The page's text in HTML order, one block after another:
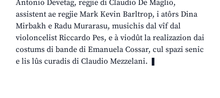
Antonio Devetag, regjie di Claudio De Maglio,
assistent ae regjie Mark Kevin Barltrop, i atôrs Dina
Mirbakh e Radu Murarasu, musichis dal vîf dal
violoncelist Riccardo Pes, e à viodût la realizazion dai
costums di bande di Emanuela Cossar, cul spazi senic
e lis lûs curadis di Claudio Mezzelani. ❚